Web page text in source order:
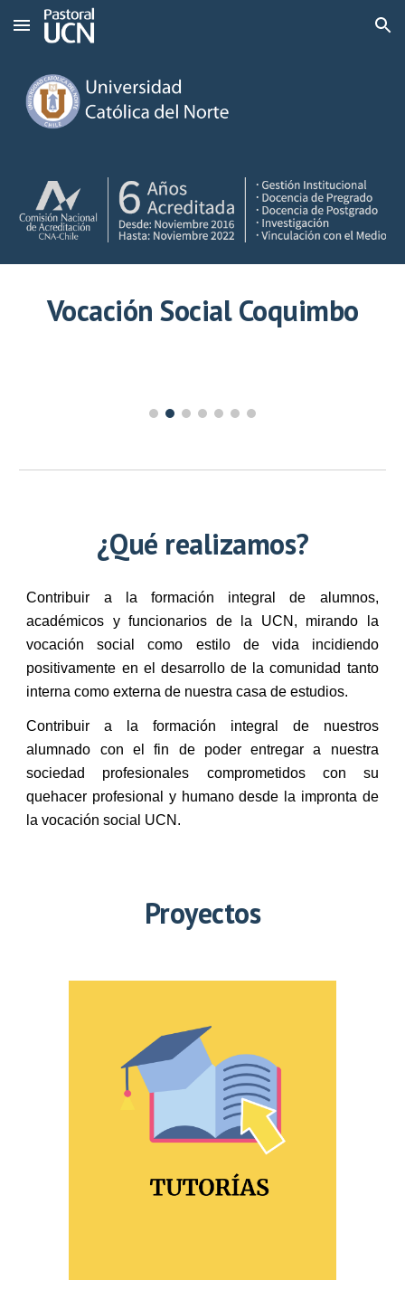
Skip to main content Skip to navigation
Vocación SocialCoquimbo
¿Qué realizamos?
Contribuir a la formación integral de alumnos,
académicos y funcionarios de la UCN, mirando la
vocación social como estilo de vida incidiendo
positivamente en el desarrollo de la comunidad tanto
interna como externa de nuestra casa de estudios.
Contribuir a la formación integral de nuestros
alumnado con el fin de poder entregar a nuestra
sociedad profesionales comprometidos con su
quehacer profesional y humano desde la impronta de
la vocación social UCN.
Proyectos